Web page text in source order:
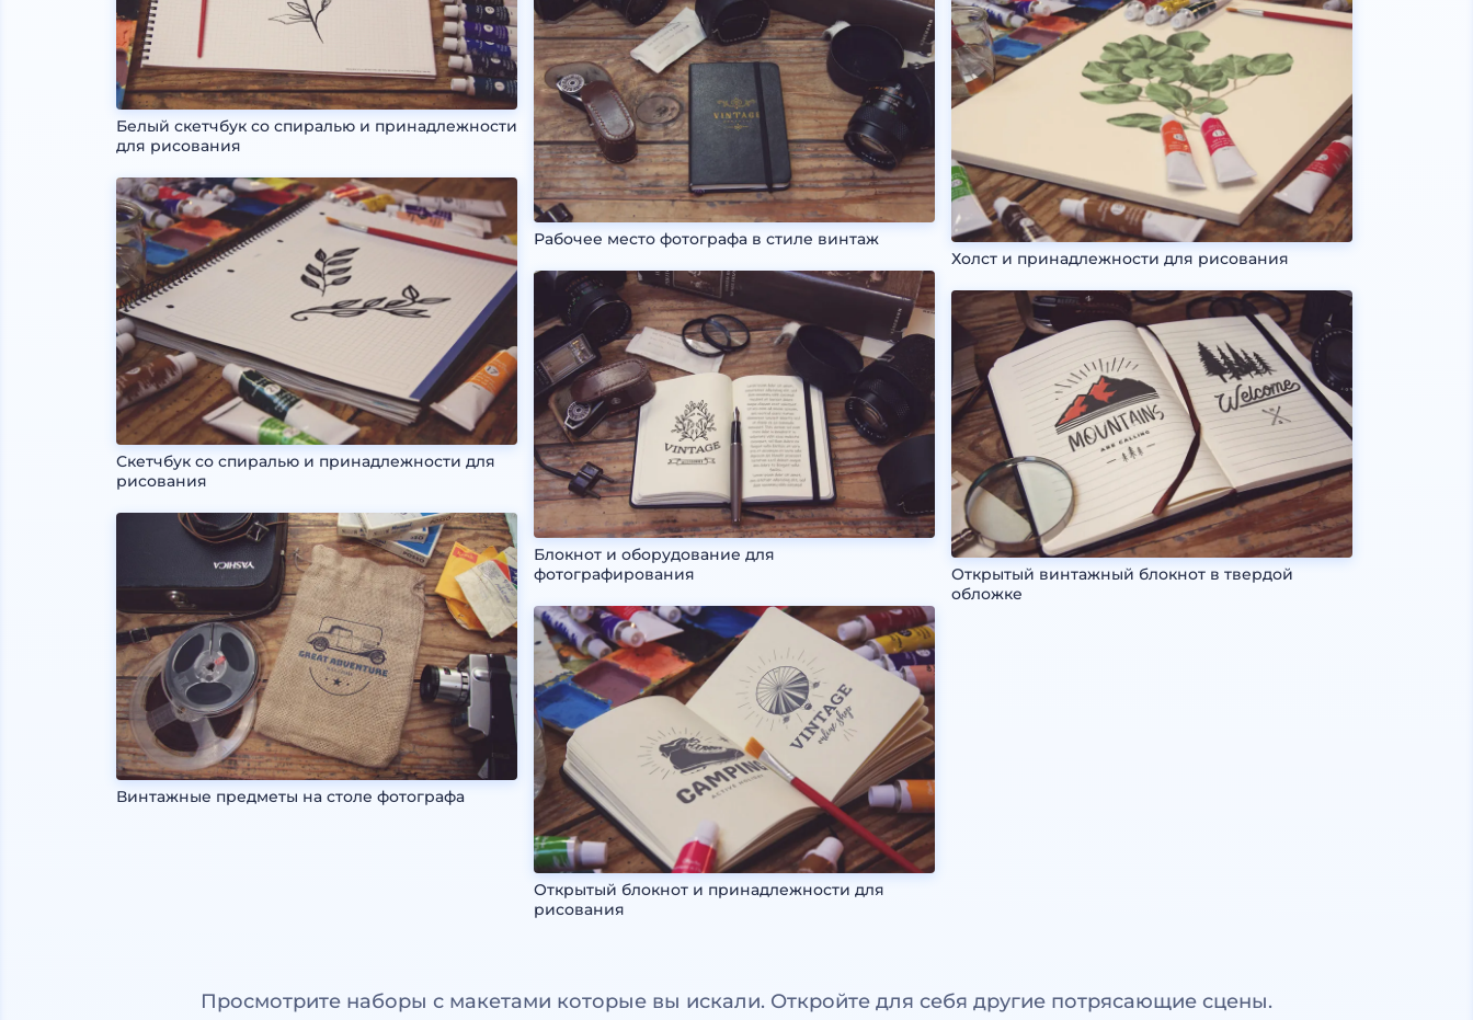
Белый скетчбук со спиралью и принадлежности
для рисования
Скетчбук со спиралью и принадлежности для
рисования
Винтажные предметы на столе фотографа
Рабочее место фотографа в стиле винтаж
Блокнот и оборудование для
фотографирования
Открытый блокнот и принадлежности для
рисования
Холст и принадлежности для рисования
Открытый винтажный блокнот в твердой
обложке
Просмотрите наборы с макетами которые вы искали. Откройте для себя другие потрясающие сцены.